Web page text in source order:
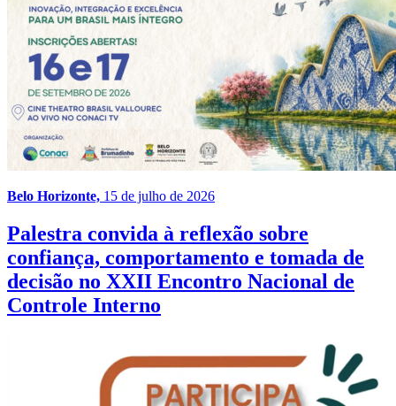
Belo Horizonte, 15 de julho de 2026
Palestra convida à reflexão sobre
confiança, comportamento e tomada de
decisão no XXII Encontro Nacional de
Controle Interno